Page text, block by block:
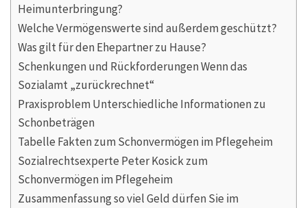
Heimunterbringung?
Welche Vermögenswerte sind außerdem geschützt?
Was gilt für den Ehepartner zu Hause?
Schenkungen und Rückforderungen Wenn das
Sozialamt „zurückrechnet“
Praxisproblem Unterschiedliche Informationen zu
Schonbeträgen
Tabelle Fakten zum Schonvermögen im Pflegeheim
Sozialrechtsexperte Peter Kosick zum
Schonvermögen im Pflegeheim
Zusammenfassung so viel Geld dürfen Sie im